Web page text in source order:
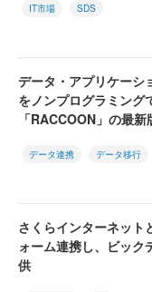
IT市場 SDS
データ・アプリケーシ
をノンプログラミング
「RACCOON」の最新
データ連携 データ移行
さくらインターネット
ォーム連携し、ビック
供